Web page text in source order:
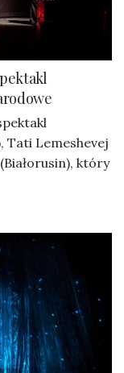
Tati Lemeshevej
który